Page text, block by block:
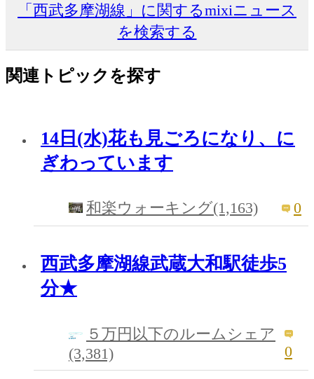
「西武多摩湖線」に関するmixiニュース
を検索する
関連トピックを探す
14日(水)花も見ごろになり、に
ぎわっています
和楽ウォーキング(1,163) 0
西武多摩湖線武蔵大和駅徒歩5
分★
５万円以下のルームシェア
(3,381)
0